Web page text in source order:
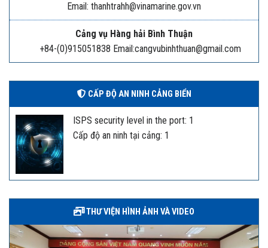
Email: thanhtrahh@vinamarine.gov.vn
Cảng vụ Hàng hải Bình Thuận
+84-(0)915051838 Email:cangvubinhthuan@gmail.com
CẤP ĐỘ AN NINH CẢNG BIỂN
ISPS security level in the port: 1
Cấp độ an ninh tại cảng: 1
THƯ VIỆN HÌNH ẢNH VÀ VIDEO